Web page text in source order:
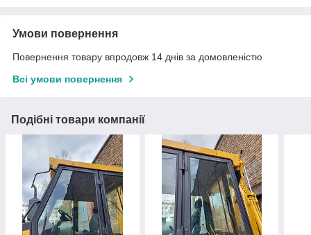
Умови повернення
Повернення товару впродовж 14 днів за домовленістю
Всі умови повернення
Подібні товари компанії